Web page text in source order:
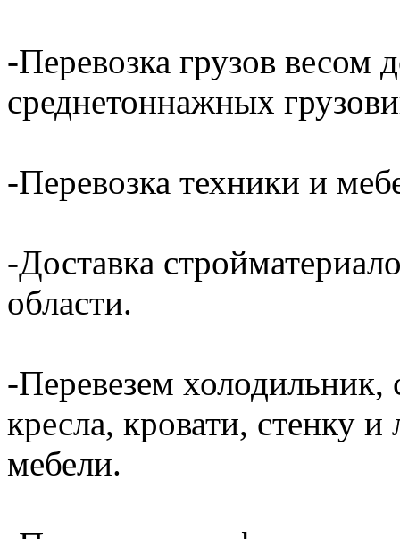
-Перевозка грузов весом
среднетоннажных
-Перевозка техники и
-Доставка
области.
-Перевезем
кресла, кровати, стенку
мебели.